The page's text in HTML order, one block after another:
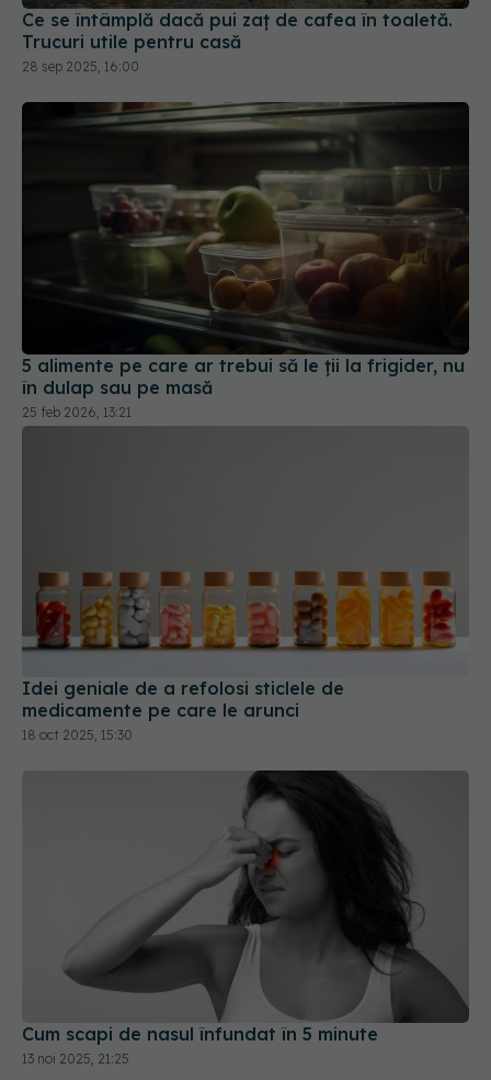
28 sep 2025, 16:00
5 alimente pe care ar trebui să le ții la frigider, nu
în dulap sau pe masă
25 feb 2026, 13:21
Idei geniale de a refolosi sticlele de
medicamente pe care le arunci
18 oct 2025, 15:30
Cum scapi de nasul înfundat în 5 minute